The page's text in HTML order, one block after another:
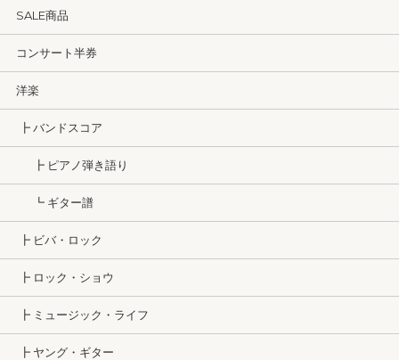
SALE商品
コンサート半券
洋楽
┣ バンドスコア
┣ ピアノ弾き語り
┗ ギター譜
┣ ビバ・ロック
┣ ロック・ショウ
┣ ミュージック・ライフ
┣ ヤング・ギター